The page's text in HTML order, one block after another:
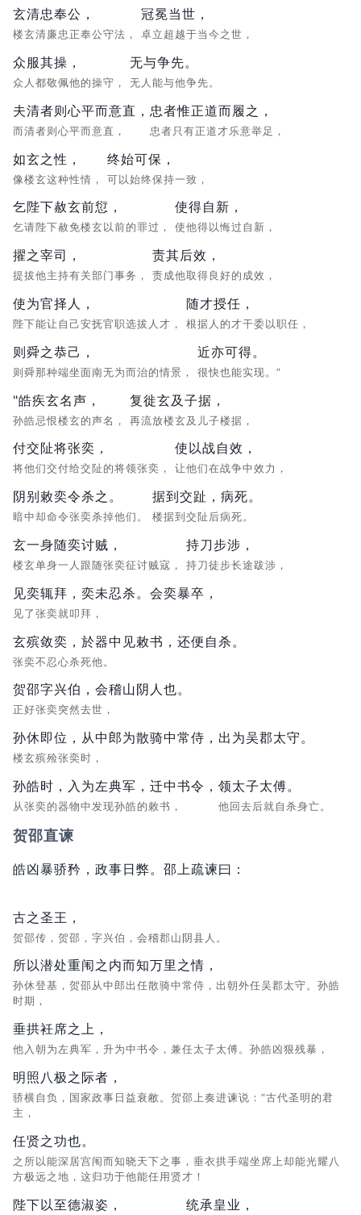
玄清忠奉公，
楼玄清廉忠正奉公守法，
冠冕当世，
卓立超越于当今之世，
众服其操，
众人都敬佩他的操守，
无与争先。
无人能与他争先。
夫清者则心平而意直，
而清者则心平而意直，
忠者惟正道而履之，
忠者只有正道才乐意举足，
如玄之性，
像楼玄这种性情，
终始可保，
可以始终保持一致，
乞陛下赦玄前愆，
乞请陛下赦免楼玄以前的罪过，
使得自新，
使他得以悔过自新，
擢之宰司，
提拔他主持有关部门事务，
责其后效，
责成他取得良好的成效，
使为官择人，
陛下能让自己安抚官职选拔人才，
随才授任，
根据人的才干委以职任，
则舜之恭己，
则舜那种端坐面南无为而治的情景，
近亦可得。
很快也能实现。”
"皓疾玄名声，
孙皓忌恨楼玄的声名，
复徙玄及子据，
再流放楼玄及儿子楼据，
付交阯将张奕，
将他们交付给交阯的将领张奕，
使以战自效，
让他们在战争中效力，
阴别敕奕令杀之。
暗中却命令张奕杀掉他们。
据到交趾，病死。
楼据到交阯后病死。
玄一身随奕讨贼，
楼玄单身一人跟随张奕征讨贼寇，
持刀步涉，
持刀徒步长途跋涉，
见奕辄拜，奕未忍杀。会奕暴卒，
见了张奕就叩拜，
玄殡敛奕，於器中见敕书，还便自杀。
张奕不忍心杀死他。
贺邵字兴伯，会稽山阴人也。
正好张奕突然去世，
孙休即位，从中郎为散骑中常侍，出为吴郡太守。
楼玄殡殓张奕时，
孙皓时，入为左典军，迁中书令，
从张奕的器物中发现孙皓的敕书，
领太子太傅。
他回去后就自杀身亡。
贺邵直谏
皓凶暴骄矜，政事日弊。邵上疏谏曰：
古之圣王，
贺邵传，贺邵，字兴伯，会稽郡山阴县人。
所以潜处重闱之内而知万里之情，
孙休登基，贺邵从中郎出任散骑中常侍，出朝外任吴郡太守。孙皓
时期，
垂拱衽席之上，
他入朝为左典军，升为中书令，兼任太子太傅。孙皓凶狠残暴，
明照八极之际者，
骄横自负，国家政事日益衰敝。贺邵上奏进谏说：“古代圣明的君
主，
任贤之功也。
之所以能深居宫闱而知晓天下之事，垂衣拱手端坐席上却能光耀八
方极远之地，这归功于他能任用贤才！
陛下以至德淑姿， 统承皇业，